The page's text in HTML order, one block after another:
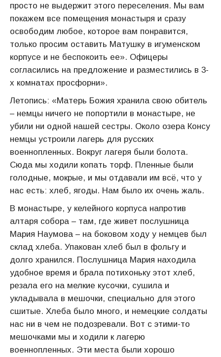
просто не выдержит этого переселения. Мы вам
покажем все помещения монастыря и сразу
освободим любое, которое вам понравится,
только просим оставить Матушку в игуменском
корпусе и не беспокоить ее». Офицеры
согласились на предложение и разместились в 3-
х комнатах просфорни».
Летопись: «Матерь Божия хранила свою обитель
– немцы ничего не попортили в монастыре, не
убили ни одной нашей сестры. Около озера Консу
немцы устроили лагерь для русских
военнопленных. Вокруг лагеря были болота.
Сюда мы ходили копать торф. Пленные были
голодные, мокрые, и мы отдавали им всё, что у
нас есть: хлеб, ягоды. Нам было их очень жаль.
В монастыре, у келейного корпуса напротив
алтаря собора – там, где живет послушница
Мария Наумова – на боковом ходу у немцев был
склад хлеба. Упакован хлеб был в фольгу и
долго хранился. Послушница Мария находила
удобное время и брала потихоньку этот хлеб,
резала его на мелкие кусочки, сушила и
укладывала в мешочки, специально для этого
сшитые. Хлеба было много, и немецкие солдаты
нас ни в чем не подозревали. Вот с этими-то
мешочками мы и ходили к лагерю
военнопленных. Эти места были хорошо